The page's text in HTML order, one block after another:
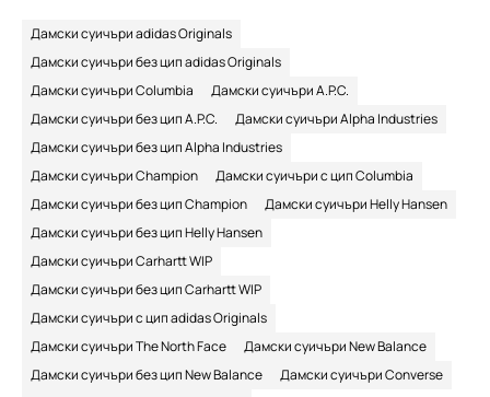
Дамски суичъри adidas Originals
Дамски суичъри без цип adidas Originals
Дамски суичъри Columbia
Дамски суичъри A.P.C.
Дамски суичъри без цип A.P.C.
Дамски суичъри Alpha Industries
Дамски суичъри без цип Alpha Industries
Дамски суичъри Champion
Дамски суичъри с цип Columbia
Дамски суичъри без цип Champion
Дамски суичъри Helly Hansen
Дамски суичъри без цип Helly Hansen
Дамски суичъри Carhartt WIP
Дамски суичъри без цип Carhartt WIP
Дамски суичъри с цип adidas Originals
Дамски суичъри The North Face
Дамски суичъри New Balance
Дамски суичъри без цип New Balance
Дамски суичъри Converse